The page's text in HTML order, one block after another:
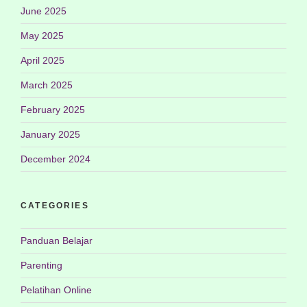
June 2025
May 2025
April 2025
March 2025
February 2025
January 2025
December 2024
CATEGORIES
Panduan Belajar
Parenting
Pelatihan Online